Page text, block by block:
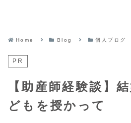
Home Blog 個人ブログ
PR
【助産師経験談】
どもを授かって